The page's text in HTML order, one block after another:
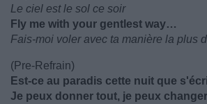
Le ciel est le sol ce soir
Fly me with your gentlest way…
Fais-moi voler avec ta manière la plus
(Pre-Refrain)
Est-ce au paradis cette nuit que
Je peux donner tout, je peux